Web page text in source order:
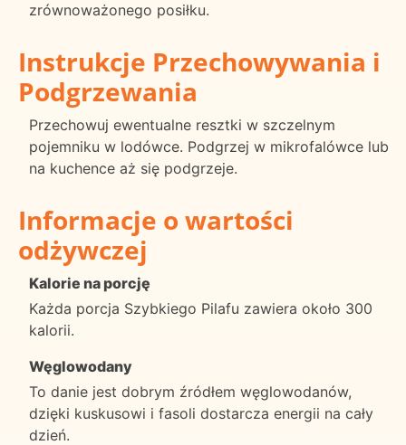
zrównoważonego posiłku.
Instrukcje Przechowywania i
Podgrzewania
Przechowuj ewentualne resztki w szczelnym
pojemniku w lodówce. Podgrzej w mikrofalówce lub
na kuchence aż się podgrzeje.
Informacje o wartości
odżywczej
Kalorie na porcję
Każda porcja Szybkiego Pilafu zawiera około 300
kalorii.
Węglowodany
To danie jest dobrym źródłem węglowodanów,
dzięki kuskusowi i fasoli dostarcza energii na cały
dzień.